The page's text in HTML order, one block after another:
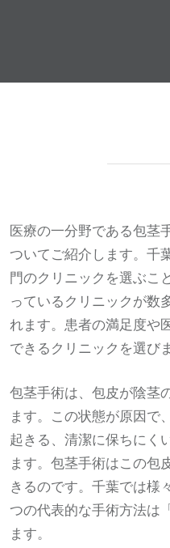
医療の一分野である包茎
ついてご紹介します。千
門のクリニックを選ぶこ
っているクリニックが数
れます。患者の満足度や
できるクリニックを選び
包茎手術は、包皮が陰茎
ます。この状態が原因で
起きる、清潔に保ちにく
ます。包茎手術はこの包
きるのです。千葉では様
つの代表的な手術方法は
ます。